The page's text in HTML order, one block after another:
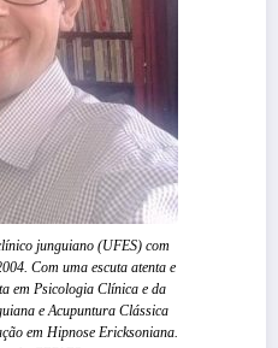
junguiano (UFES) com
Com uma escuta atenta e
em Psicologia Clínica e da
e Acupuntura Clássica
em Hipnose Ericksoniana.